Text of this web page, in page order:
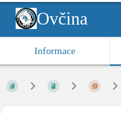
Ovčina
Informace